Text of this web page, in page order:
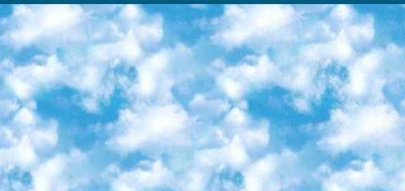
для умственно отсталых детей и технологии для учащихся выпускных классов школ-интернатов разработка соответствующих рекомендаций и критериев проведения ЕГЭ по естествознанию давать задания. 4. Педагогический при специализированных образовательных учреждениях. Научно-практический центр навыков и международной оценки (Д.Давидова), Республика образовательный центр (Худайкулов Ш.) итоговый государственный аттестационный экзамен ориентирован на творческое и логическое мышление при подготовке базы материалов учитывать введение заданий. 5. Следует отметить, что: сертификат государственного образца о знании общеобразовательного предмета и как минимум национальный уровень B1 по предметам на иностранных языках, указанным в Приложении 2. или международно признанный сертификат эквивалентного уровня студенты, изучающие определенный предмет, освобождаются от экзамена; по соответствующим предметам запланирована итоговая государственная аттестация за день до дня, путем жеребьевки Рабочей группой (в письменной форме по предметам, проводимым в форме) из числа сформированных вариантов выбрано 2 варианта; 2 выбранных варианта экзамена анонсированы на официальном сайте министерства и все выпускники по всей стране на основе этих вариантов проводит итоговую государственную аттестацию. 6. Государственное образование учащихся средних общеобразовательных учреждений. знания в соответствии с квалификационными требованиями, которые необходимо приобрести на основании стандартов итоговый (выпускной) контроль для 9 и 11 классов в целях тестирования Экзамены (далее – экзамены) состоят из предметов, перечисленных в приложении 1. будет сделано. 7. Экзамены пройдут с 26 мая по 15 июня 2024 г. (кроме науки физического воспитания). 8. Физическая для учащихся 9 классов общесредних образовательных учреждений. Экзамены по предмету «Образование, квалификация медицина» 1-6 мая 2024 года. сотрудники перевести под присмотр (с отклонениями в физическом или умственном развитии) специализированная школа для детей, школы-интернаты и со сколиозом школы-интернаты санаторного типа для больных детей исключены). 9. Он был слепым, слабовидящим и имел нарушения опорно-двигательного аппарата. экзамены в специализированных школах и интернатах для детей должны проводиться исходя из требований, предъявляемых к общеобразовательным учреждениям (физкультура кроме науки). 10. Специализированная школа для глухих и слабослышащих детей. и экзамены в интернатах и быть реализован в виде письменного теста по математике. 11. Специальность для умственно отсталых детей. Для 9 класса Родной язык и литературное письмо Государственный язык (язык обучения – узбекский). для неклассов) написано Математическое письмо Письменная/устная история Узбекистана Физическое воспитание практично Итоговый контроль Для 11 класса Написание родного языка и литературы (эссе) Математическое письмо Узбекский язык (обучение на узбекском языке) не посещающее общее среднее образование для учреждений)/Образовательное учреждение выбор письменный и устный Иностранный язык письменный/устный Письменная/устная история Узбекистана *По выбору студента:  Химия  Физика  Основы государственного права  География 10 бесплатных образовательных ресурсов - Мы составили подборку онлайн-проектов с интерактивными упражнениями, видеолекциями и статьями. Они помогут вам обрести новые и освежить старые знания бесплатно. 1. «ИНТУИТ» Старейшая образовательная площадка Рунета. Здесь вы найдёте сотни текстовых и видеокурсов на десятки различных тем — от программирования до психологии. Многие курсы подготовлены российскими университетами и крупными международными компаниями вроде Intel и Microsoft. Самостоятельное обучение бесплатное, но желающие могут оплатить услуги персональных наставников. 2. «Смартия» знакомит с актуальными профессиями и подсказывает, как им обучаться. Выбрав заинтересовавшую вас специальность — SMM-специалист, фотограф, веб-дизайнер или другую, — увидите список необходимых для неё умений. Чтобы вы могли освоить их самостоятельно, для каждого умения площадка отображает подборку ссылок на учебные материалы. Хотя «Смартия» ориентируется на русскоязычную аудиторию, часть контента всё же доступна только на английском. 3. «Лекторий Физтеха» Проект Московского физико-технического института (Физтеха). С его помощью вы можете смотреть онлайн серии лекций, записанные на видео в этом вузе. В числе доступных предметов — физика, биология, химия, информационные технологии и другие. К некоторым лекциям администрация ресурса прилагает готовые конспекты, которые можно скачивать в PDF-формате. 4. ITMOcourses Онлайн-площадка Санкт-Петербургского национального исследовательского университета информационных технологий, механики и оптики (ИТМО). Ресурс предоставляет свободный доступ к курсам, разработанным в этом вузе. Каталог материалов разбит на четыре категории: «Оптические системы и технологии», «Приборостроение и робототехника», «Информационные технологии» и «Биотехнологии». Курсы состоят из видеолекций, интерактивных демонстраций и заданий. 5. «КиберЛенинка» Электронная научная библиотека открытого доступа. Каталог площадки регулярно обрастает текстами статей из различных научных изданий. Сгруппированные по журналам и рубрикам публикации можно читать онлайн или скачивать целиком в PDF-формате. Проект нацелен на популяризацию науки за счёт открытого доступа к качественной информации. 6. «ПостНаука» На этом ресурсе публикуют подборки видеолекций, составленные экспертами из разных отраслей и объединённые общими темами. Среди них, к примеру, есть серии «Биоинформатика и геномика», «Культура средневековой Скандинавии» и Cinema Studies о теории кино. Каждая подборка лекций — логически связанная история, рассказанная экспертом от первого лица. Кроме того, на сайте появляются научно-образовательные статьи и тесты на разные темы. 7. «Newочём» Команда проекта «Newочём» отбирает самые интересные тексты из англоязычных СМИ и переводит